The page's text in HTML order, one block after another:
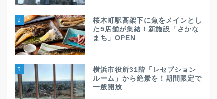
2
桜木町駅高架下に魚をメインとし
た5店舗が集結！新施設「さかな
まち」OPEN
3
横浜市役所31階「レセプション
ルーム」から絶景を！期間限定で
一般開放